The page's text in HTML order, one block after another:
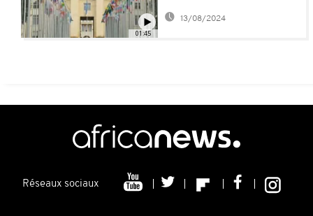
01:45
exportations d’engrais
13/08/2024
Réseaux sociaux